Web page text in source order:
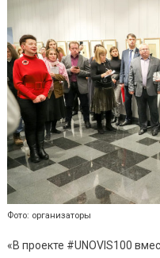
Фото: организаторы
«В проекте #UNOVIS100